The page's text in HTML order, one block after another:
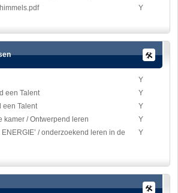
Y
Y
een Talent
Y
een Talent
Y
kamer / Ontwerpend leren
Y
ENERGIE’ / onderzoekend leren in de
Y